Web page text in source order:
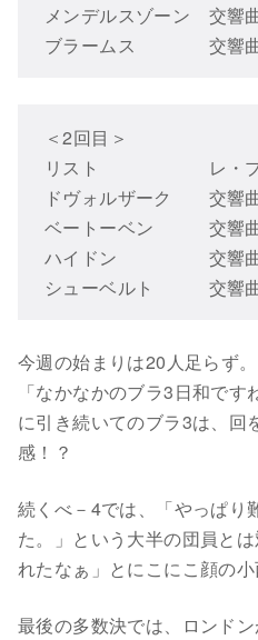
メンデルスゾーン 交響
ブラームス 交響曲
＜2回目＞
リスト レ・プレ
ドヴォルザーク 交響
ベートーベン 交響曲
ハイドン 交響曲第
シューベルト 交響曲
今週の始まりは20人足らず。
「なかなかのブラ3日和で
に引き続いてのブラ3は、回
感！？
続くべ－4では、「やっぱり
た。」という大半の団員と
れたなぁ」とにこにこ顔の小
最後の多数決では、ロンド